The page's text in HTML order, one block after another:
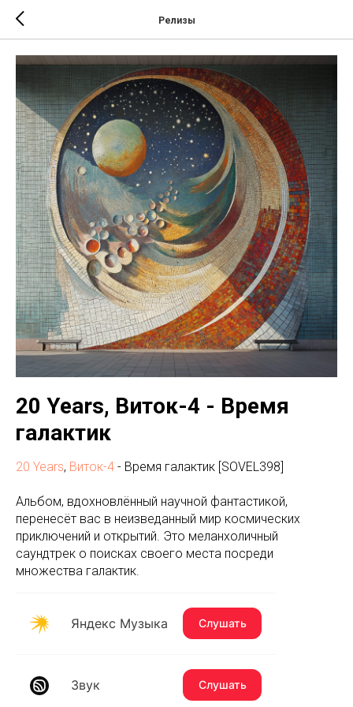
Релизы
20 Years, Виток-4 - Время
галактик
20 Years, Виток-4 - Время галактик [SOVEL398]
Альбом, вдохновлённый научной фантастикой,
перенесёт вас в неизведанный мир космических
приключений и открытий. Это меланхоличный
саундтрек о поисках своего места посреди
множества галактик.